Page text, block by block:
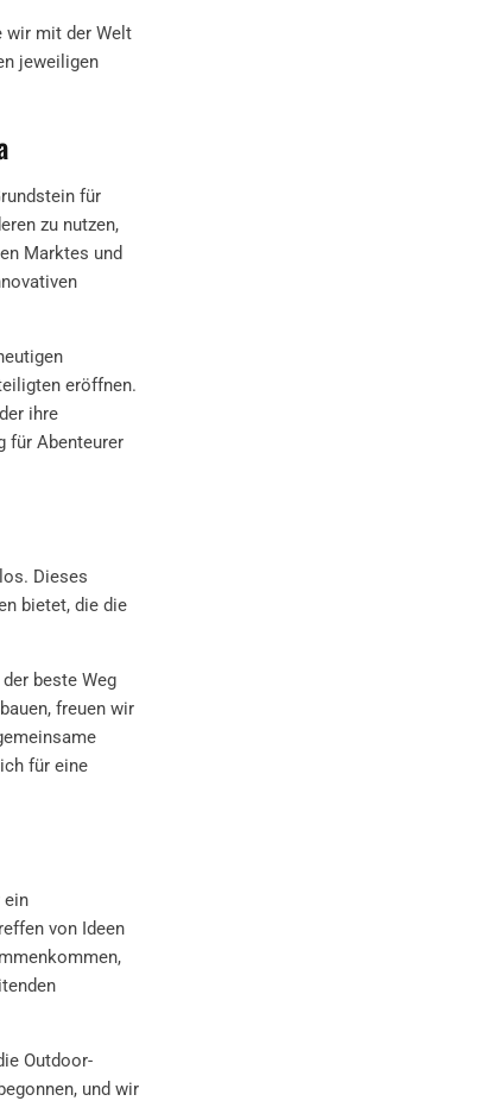
wir mit der Welt
jeweiligen
für
zu nutzen,
Marktes und
eröffnen.
ihre
für Abenteurer
Dieses
bietet, die die
beste Weg
freuen wir
für eine
ein
von Ideen
Outdoor-
und wir